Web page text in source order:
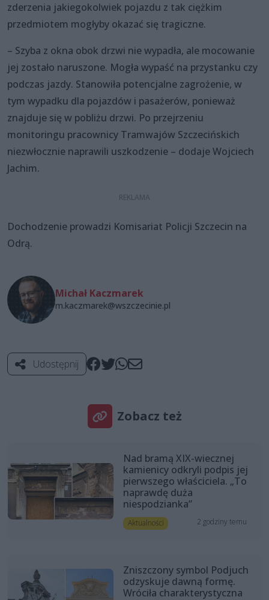
zderzenia jakiegokolwiek pojazdu z tak ciężkim
przedmiotem mogłyby okazać się tragiczne.
– Szyba z okna obok drzwi nie wypadła, ale mocowanie
jej zostało naruszone. Mogła wypaść na przystanku czy
podczas jazdy. Stanowiła potencjalne zagrożenie, w
tym wypadku dla pojazdów i pasażerów, ponieważ
znajduje się w pobliżu drzwi. Po przejrzeniu
monitoringu pracownicy Tramwajów Szczecińskich
niezwłocznie naprawili uszkodzenie – dodaje Wojciech
Jachim.
Dochodzenie prowadzi Komisariat Policji Szczecin na
Odrą.
Michał Kaczmarek
m.kaczmarek@wszczecinie.pl
Udostępnij
Zobacz też
Nad bramą XIX-wiecznej
kamienicy odkryli podpis jej
pierwszego właściciela. „To
naprawdę duża
niespodzianka”
Aktualności 2 godziny temu
Zniszczony symbol Podjuch
odzyskuje dawną formę.
Wróciła charakterystyczna